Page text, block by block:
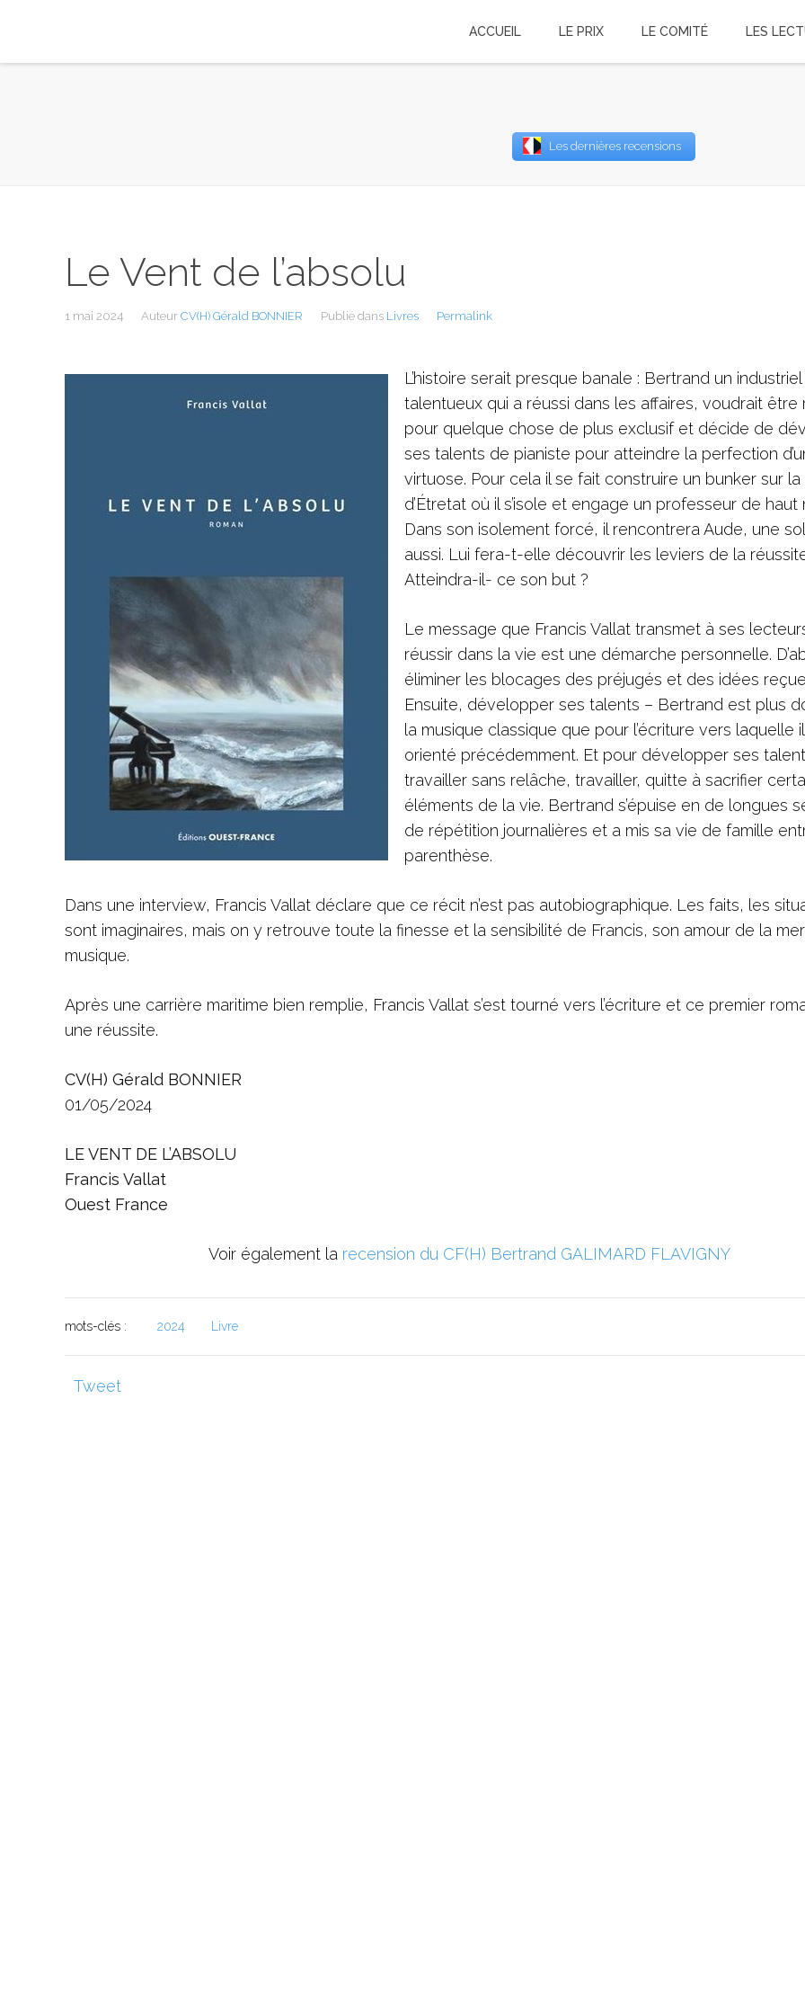
Les dernières recensions
Le Vent de l’absolu
1 mai 2024 Auteur CV(H) Gérald BONNIER Publié dans Livres Permalink
L’histoire serait presque banale : Bertrand un industriel
talentueux qui a réussi dans les affaires, voudrait être
pour quelque chose de plus exclusif et décide de
ses talents de pianiste pour atteindre la perfection
virtuose. Pour cela il se fait construire un bunker sur la
d’Étretat où il s’isole et engage un professeur de haut
Dans son isolement forcé, il rencontrera Aude, une
aussi. Lui fera-t-elle découvrir les leviers de la
Atteindra-il- ce son but ?
Le message que Francis Vallat transmet à ses
réussir dans la vie est une démarche personnelle.
éliminer les blocages des préjugés et des idées
Ensuite, développer ses talents – Bertrand est plus
la musique classique que pour l’écriture vers laquelle il
orienté précédemment. Et pour développer ses
travailler sans relâche, travailler, quitte à sacrifier
éléments de la vie. Bertrand s’épuise en de longues
de répétition journalières et a mis sa vie de famille
parenthèse.
Dans une interview, Francis Vallat déclare que ce récit n’est pas autobiographique. Les faits, les
sont imaginaires, mais on y retrouve toute la finesse et la sensibilité de Francis, son amour de la
musique.
Après une carrière maritime bien remplie, Francis Vallat s’est tourné vers l’écriture et ce premier
une réussite.
CV(H) Gérald BONNIER
01/05/2024
LE VENT DE L’ABSOLU
Francis Vallat
Ouest France
Voir également la recension du CF(H) Bertrand GALIMARD FLAVIGNY
mots-clés : 2024 Livre
Tweet
Password
ACCUEIL LE PRIX LE COMITÉ LES